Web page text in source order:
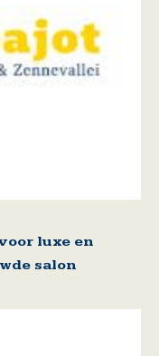
luxe en
salon